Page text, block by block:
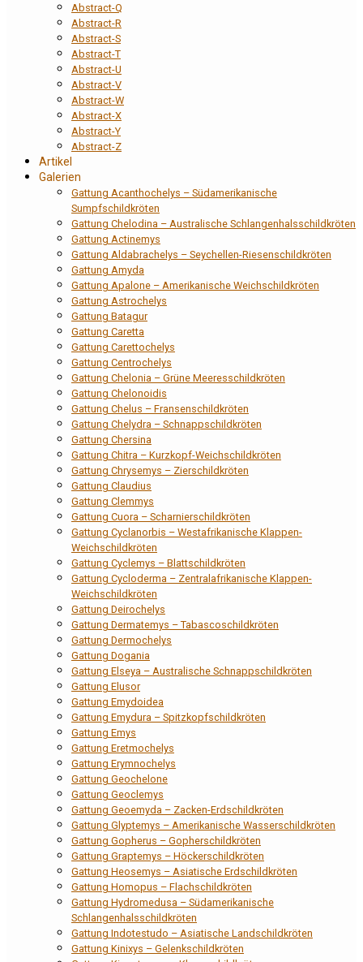
Abstract-Q
Abstract-R
Abstract-S
Abstract-T
Abstract-U
Abstract-V
Abstract-W
Abstract-X
Abstract-Y
Abstract-Z
Artikel
Galerien
Gattung Acanthochelys – Südamerikanische
Sumpfschildkröten
Gattung Chelodina – Australische Schlangenhalsschildkröten
Gattung Actinemys
Gattung Aldabrachelys – Seychellen-Riesenschildkröten
Gattung Amyda
Gattung Apalone – Amerikanische Weichschildkröten
Gattung Astrochelys
Gattung Batagur
Gattung Caretta
Gattung Carettochelys
Gattung Centrochelys
Gattung Chelonia – Grüne Meeresschildkröten
Gattung Chelonoidis
Gattung Chelus – Fransenschildkröten
Gattung Chelydra – Schnappschildkröten
Gattung Chersina
Gattung Chitra – Kurzkopf-Weichschildkröten
Gattung Chrysemys – Zierschildkröten
Gattung Claudius
Gattung Clemmys
Gattung Cuora – Scharnierschildkröten
Gattung Cyclanorbis – Westafrikanische Klappen-
Weichschildkröten
Gattung Cyclemys – Blattschildkröten
Gattung Cycloderma – Zentralafrikanische Klappen-
Weichschildkröten
Gattung Deirochelys
Gattung Dermatemys – Tabascoschildkröten
Gattung Dermochelys
Gattung Dogania
Gattung Elseya – Australische Schnappschildkröten
Gattung Elusor
Gattung Emydoidea
Gattung Emydura – Spitzkopfschildkröten
Gattung Emys
Gattung Eretmochelys
Gattung Erymnochelys
Gattung Geochelone
Gattung Geoclemys
Gattung Geoemyda – Zacken-Erdschildkröten
Gattung Glyptemys – Amerikanische Wasserschildkröten
Gattung Gopherus – Gopherschildkröten
Gattung Graptemys – Höckerschildkröten
Gattung Heosemys – Asiatische Erdschildkröten
Gattung Homopus – Flachschildkröten
Gattung Hydromedusa – Südamerikanische
Schlangenhalsschildkröten
Gattung Indotestudo – Asiatische Landschildkröten
Gattung Kinixys – Gelenkschildkröten